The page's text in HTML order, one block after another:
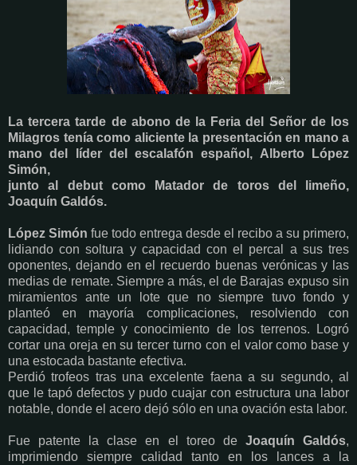
La tercera tarde de abono de la Feria del Señor de los
Milagros tenía como aliciente la presentación en mano a
mano del líder del escalafón español, Alberto López
Simón,
junto al debut como Matador de toros del limeño,
Joaquín Galdós.
López Simón fue todo entrega desde el recibo a su primero,
lidiando con soltura y capacidad con el percal a sus tres
oponentes, dejando en el recuerdo buenas verónicas y las
medias de remate. Siempre a más, el de Barajas expuso sin
miramientos ante un lote que no siempre tuvo fondo y
planteó en mayoría complicaciones, resolviendo con
capacidad, temple y conocimiento de los terrenos. Logró
cortar una oreja en su tercer turno con el valor como base y
una estocada bastante efectiva.
Perdió trofeos tras una excelente faena a su segundo, al
que le tapó defectos y pudo cuajar con estructura una labor
notable, donde el acero dejó sólo en una ovación esta labor.
Fue patente la clase en el toreo de Joaquín Galdós,
imprimiendo siempre calidad tanto en los lances a la